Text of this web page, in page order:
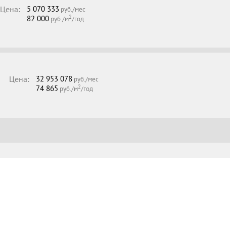
Цена: 5 070 333 руб./мес
82 000 руб./м2/год
Цена: 32 953 078 руб./мес
74 865 руб./м2/год